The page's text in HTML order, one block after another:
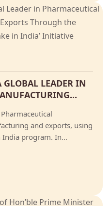
LEADER IN
and exports, using
program. In...